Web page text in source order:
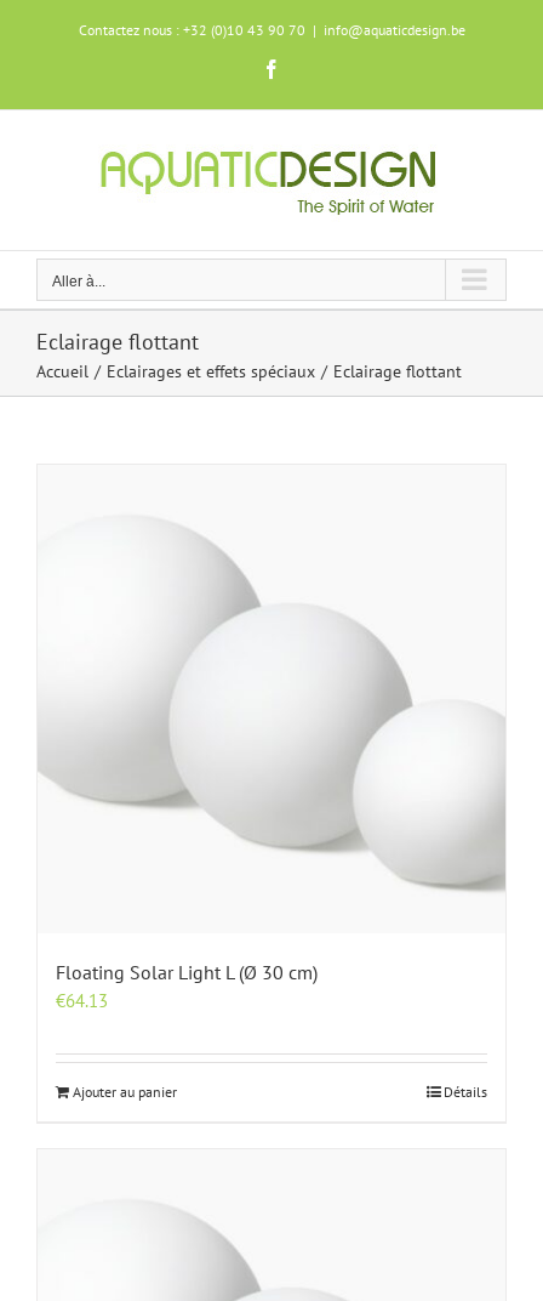
Contactez nous : +32 (0)10 43 90 70 | info@aquaticdesign.be
Aller à...
Eclairage flottant
Accueil Eclairages et effets spéciaux Eclairage flottant
Floating Solar Light L (Ø 30 cm)
€64.13
Ajouter au panier Détails